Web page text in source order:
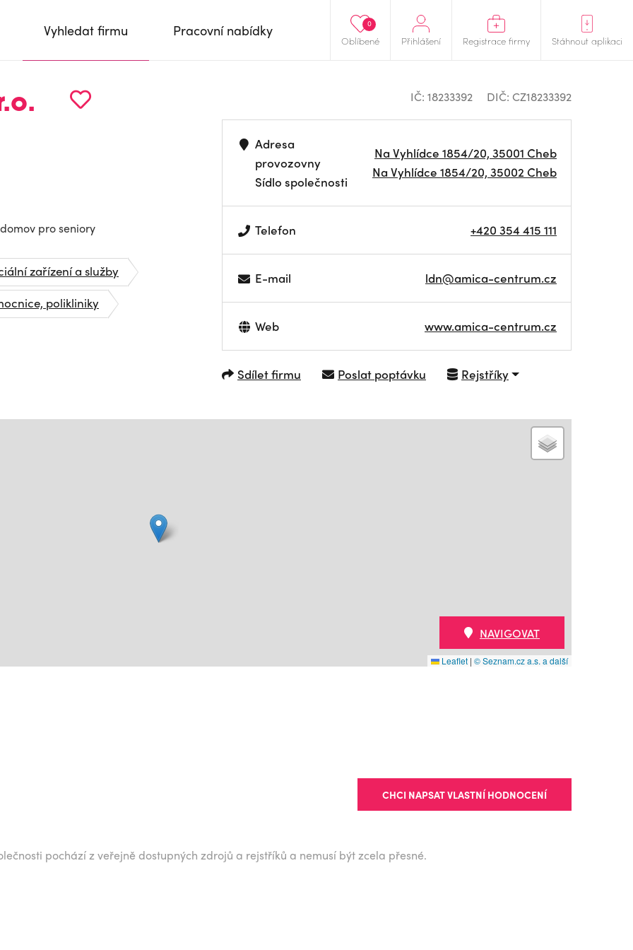
Oblíbené
0
Přihlášení Registrace firmy Stáhnout aplikaci
Vyhledat firmu Pracovní nabídky
pro seniory
zařízení a služby
polikliniky
IČ: 18233392 DIČ: CZ18233392
Adresa
provozovny
Sídlo společnosti
Na Vyhlídce 1854/20, 35001 Cheb
Na Vyhlídce 1854/20, 35002 Cheb
Telefon +420 354 415 111
E-mail ldn@amica-centrum.cz
Web www.amica-centrum.cz
Sdílet firmu Poslat poptávku Rejstříky
Leaflet | © Seznam.cz a.s. a další
NAVIGOVAT
CHCI NAPSAT VLASTNÍ HODNOCENÍ
pochází z veřejně dostupných zdrojů a rejstříků a nemusí být zcela přesné.